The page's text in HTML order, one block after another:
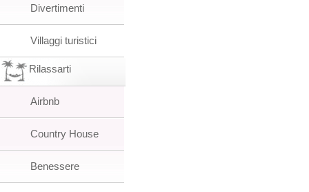
Divertimenti
Villaggi turistici
Rilassarti
Airbnb
Country House
Benessere